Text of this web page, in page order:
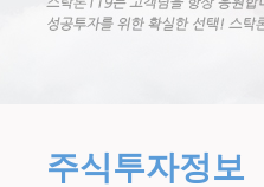
주식투자정보